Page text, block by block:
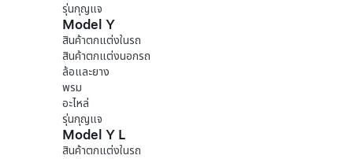
รุ่นกุญแจ
Model Y
สินค้าตกแต่งในรถ
สินค้าตกแต่งนอกรถ
ล้อและยาง
พรม
อะไหล่
รุ่นกุญแจ
Model Y L
สินค้าตกแต่งในรถ